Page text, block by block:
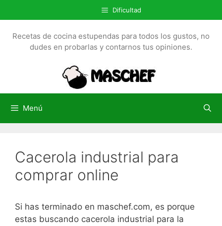
a
l
Dificultad
Recetas de cocina estupendas para todos los gustos, no
dudes en probarlas y contarnos tus opiniones.
Menú
Cacerola industrial para
comprar online
Si has terminado en maschef.com, es porque
estas buscando cacerola industrial para la